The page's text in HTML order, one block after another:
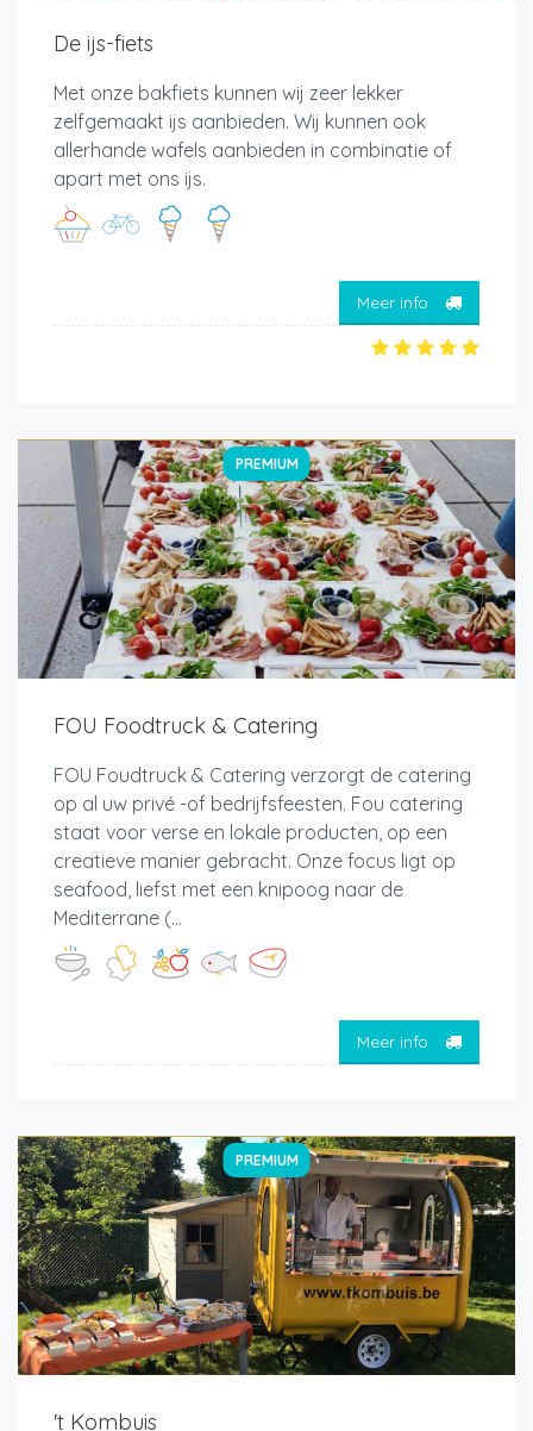
De ijs-fiets
Met onze bakfiets kunnen wij zeer lekker
zelfgemaakt ijs aanbieden. Wij kunnen ook
allerhande wafels aanbieden in combinatie of
apart met ons ijs.
Meer info
PREMIUM
FOU Foodtruck & Catering
FOU Foudtruck & Catering verzorgt de catering
op al uw privé -of bedrijfsfeesten. Fou catering
staat voor verse en lokale producten, op een
creatieve manier gebracht. Onze focus ligt op
seafood, liefst met een knipoog naar de
Mediterrane (...
Meer info
PREMIUM
't Kombuis